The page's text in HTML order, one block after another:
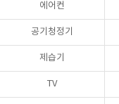
에어컨
공기청정기
제습기
TV